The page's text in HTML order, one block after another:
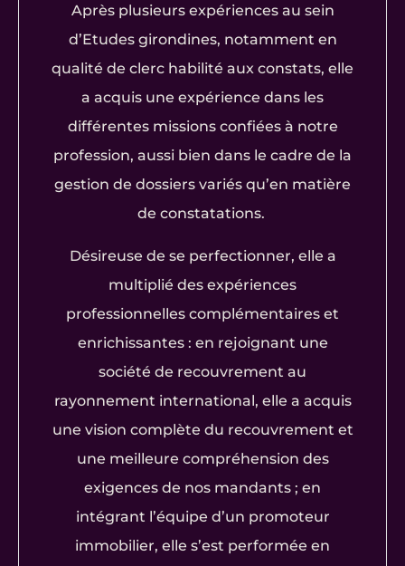
Après plusieurs expériences au sein
d’Etudes girondines, notamment en
qualité de clerc habilité aux constats, elle
a acquis une expérience dans les
différentes missions confiées à notre
profession, aussi bien dans le cadre de la
gestion de dossiers variés qu’en matière
de constatations.
Désireuse de se perfectionner, elle a
multiplié des expériences
professionnelles complémentaires et
enrichissantes : en rejoignant une
société de recouvrement au
rayonnement international, elle a acquis
une vision complète du recouvrement et
une meilleure compréhension des
exigences de nos mandants ; en
intégrant l’équipe d’un promoteur
immobilier, elle s’est performée en